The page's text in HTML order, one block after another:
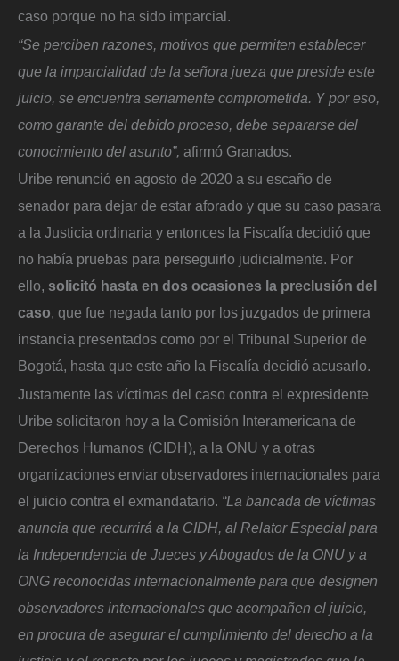
caso porque no ha sido imparcial.
“Se perciben razones, motivos que permiten establecer
que la imparcialidad de la señora jueza que preside este
juicio, se encuentra seriamente comprometida. Y por eso,
como garante del debido proceso, debe separarse del
conocimiento del asunto”, afirmó Granados.
Uribe renunció en agosto de 2020 a su escaño de
senador para dejar de estar aforado y que su caso pasara
a la Justicia ordinaria y entonces la Fiscalía decidió que
no había pruebas para perseguirlo judicialmente. Por
ello, solicitó hasta en dos ocasiones la preclusión del
caso, que fue negada tanto por los juzgados de primera
instancia presentados como por el Tribunal Superior de
Bogotá, hasta que este año la Fiscalía decidió acusarlo.
Justamente las víctimas del caso contra el expresidente
Uribe solicitaron hoy a la Comisión Interamericana de
Derechos Humanos (CIDH), a la ONU y a otras
organizaciones enviar observadores internacionales para
el juicio contra el exmandatario. “La bancada de víctimas
anuncia que recurrirá a la CIDH, al Relator Especial para
la Independencia de Jueces y Abogados de la ONU y a
ONG reconocidas internacionalmente para que designen
observadores internacionales que acompañen el juicio,
en procura de asegurar el cumplimiento del derecho a la